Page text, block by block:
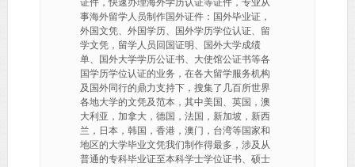
证件，快速办理海外学历认证等证件，专业从
事海外留学人员制作国外证件：国外毕业证，
外国文凭、外国学历、国外学历学位认证、留
学文凭，留学人员回国证明、国外大学成绩
单、国外大学学历公证书、大使馆公证书等各
国学历学位认证的业务，在各大留学服务机构
及国外同行的鼎力支持下，搜集了几百所世界
各地大学的文凭及范本，其中美国、英国，澳
大利亚，加拿大，德国，法国，新加坡，新西
兰，日本，韩国，香港，澳门，台湾等国家和
地区的大学毕业文凭我们制作得最多，涉及从
普通的专科毕业证至本科学士学位证书、硕士